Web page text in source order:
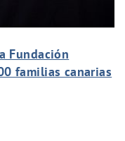
Fundación
familias canarias